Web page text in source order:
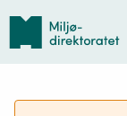
Tilbake
forsiden